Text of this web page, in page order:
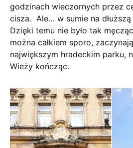
godzinach wieczornych przez
cisza. Ale… w sumie na
Dzięki temu nie było tak
można całkiem sporo,
największym hradeckim parku,
Wieży kończąc.